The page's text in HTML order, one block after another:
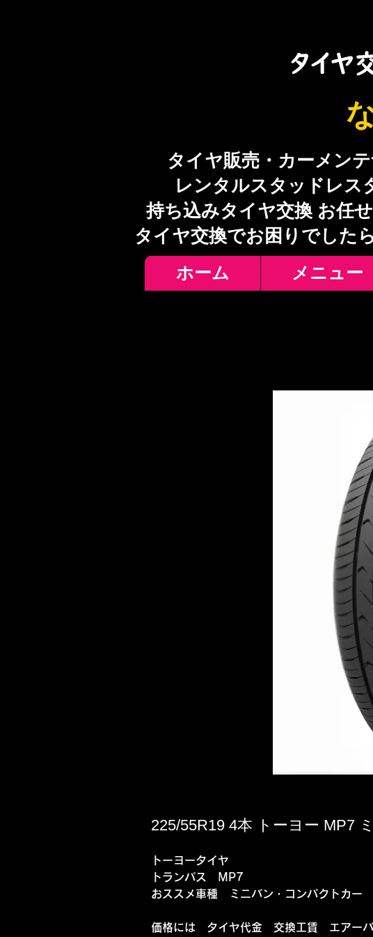
タイヤ販売・カーメン
レンタルスタッドレス
持ち込みタイヤ交換 お任
タイヤ交換でお困りでした
ホーム メニュー
225/55R19 4本 トーヨー MP7
トーヨータイヤ
トランパス MP7
おススメ車種 ミニバン・コンパクトカー
価格には タイヤ代金 交換工賃 エアー